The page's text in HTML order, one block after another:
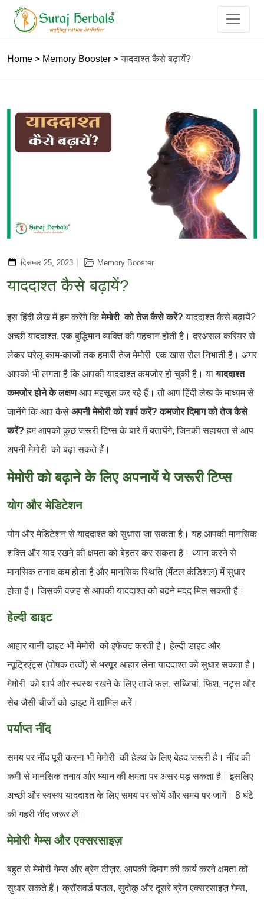
Home > Memory Booster >याददाश्त कैसे बढ़ायें?
दिसम्बर 25, 2023 Memory Booster
याददाश्त कैसे बढ़ायें?
इस हिंदी लेख में हम करेंगे किमेमोरी को तेज कैसे करें? याददाश्त कैसे बढ़ायें?
अच्छी याददाश्त, एक बुद्धिमान व्यक्ति की पहचान होती है। दरअसल करियर से
लेकर घरेलू काम-काजों तक हमारी तेज मेमोरी एक खास रोल निभाती है। अगर
आपको भी लगता है कि आपकी याददाश्त कमजोर हो चुकी है। यायाददाश्त
कमजोर होने के लक्षणआप महसूस कर रहे हैं। तो आप हिंदी लेख के माध्यम से
जानेंगे कि आप कैसे अपनी मेमोरी को शार्प करें? कमजोर दिमाग को तेज कैसे
करें? हम आपको कुछ जरूरी टिप्स के बारे में बतायेंगे, जिनकी सहायता से आप
अपनी मेमोरी को बढ़ा सकते हैं।
मेमोरी को बढ़ाने के लिए अपनायें ये जरूरी टिप्स
योग और मेडिटेशन
योग और मेडिटेशन से याददाश्त को सुधारा जा सकता है। यह आपकी मानसिक
शक्ति और याद रखने की क्षमता को बेहतर कर सकता है। ध्यान करने से
मानसिक तनाव कम होता है और मानसिक स्थिति (मेंटल कंडिशल) में सुधार
होता है। जिसकी वजह से आपकी याददाश्त को बढ़ने मदद मिल सकती है।
हेल्दी डाइट
आहार यानी डाइट भी मेमोरी को इफेक्ट करती है। हेल्दी डाइट और
न्यूट्रिएंट्स (पोषक तत्वों) से भरपूर आहार लेना याददाश्त को सुधार सकता है।
मेमोरी को शार्प और स्वस्थ रखने के लिए ताजे फल, सब्जियां, फिश, नट्स और
सेब जैसी चीजों को डाइट में शामिल करें।
पर्याप्त नींद
समय पर नींद पूरी करना भी मेमोरी की हेल्थ के लिए बेहद जरूरी है। नींद की
कमी से मानसिक तनाव और ध्यान की क्षमता पर असर पड़ सकता है। इसलिए
अच्छी और स्वस्थ याददाश्त के लिए समय पर सोयें और समय पर जागें। 8 घंटे
की गहरी नींद जरूर लें।
मेमोरी गेम्स और एक्सरसाइज़
बहुत से मेमोरी गेम्स और ब्रेन टीज़र, आपकी दिमाग की कार्य करने क्षमता को
सुधार सकते हैं। क्रॉसवर्ड पजल, सुदोकू और दूसरे ब्रेन एक्सरसाइज़ गेम्स,